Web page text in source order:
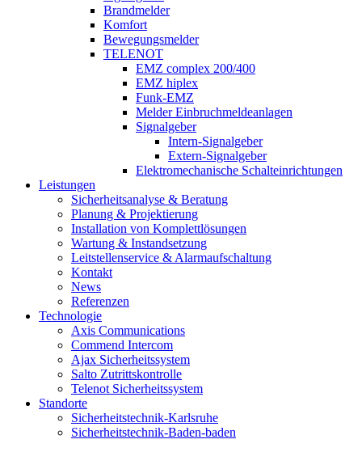
Brandmelder
Komfort
Bewegungsmelder
TELENOT
EMZ complex 200/400
EMZ hiplex
Funk-EMZ
Melder Einbruchmeldeanlagen
Signalgeber
Intern-Signalgeber
Extern-Signalgeber
Elektromechanische Schalteinrichtungen
Leistungen
Sicherheitsanalyse & Beratung
Planung & Projektierung​
Installation von Komplettlösungen
Wartung & Instandsetzung
Leitstellenservice & Alarmaufschaltung
Kontakt
News
Referenzen
Technologie
Axis Communications
Commend Intercom
Ajax Sicherheitssystem​
Salto Zutrittskontrolle
Telenot Sicherheitssystem
Standorte
Sicherheitstechnik-Karlsruhe
Sicherheitstechnik-Baden-baden